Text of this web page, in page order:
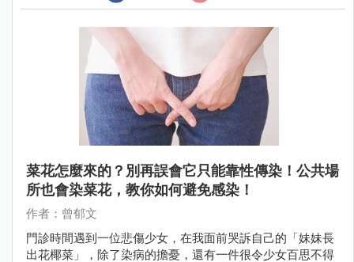
菜花怎麼來的？別再誤會它只能靠性傳染！公共場
所也會染菜花，教你如何避免感染！
作者：曾郁文
門診時間遇到一位悲傷少女，在我面前哭訴自己的「妹妹長
出花椰菜」，除了染病的擔憂，還有一件很令少女百思不得